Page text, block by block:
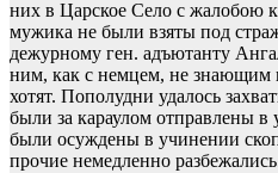
них в Царское Село с жалобою
мужика не были взяты под
дежурному ген. адъютанту
ним, как с немцем, не знающим
хотят. Пополудни удалось
были за караулом отправлены
были осуждены в учинении
прочие немедленно